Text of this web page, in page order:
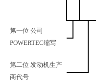
第一位 公司
POWERTEC缩写
第二位 发动机生产
商代号